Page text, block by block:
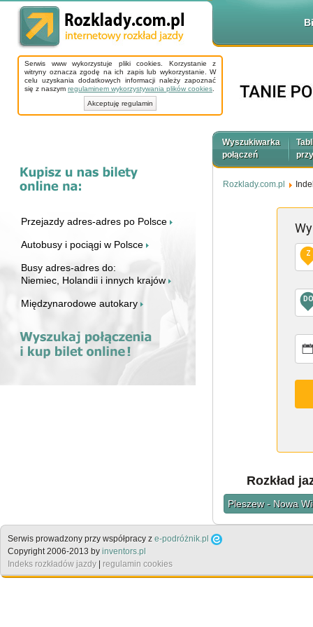
Serwis www wykorzystuje pliki cookies. Korzystanie z
witryny oznacza zgodę na ich zapis lub wykorzystanie. W
celu uzyskania dodatkowych informacji należy zapoznać
się z naszym regulaminem wykorzystywania plików cookies
Akceptuję regulamin
Przejazdy adres-adres po Polsce
Autobusy i pociągi w Polsce
Busy adres-adres do:
Niemiec, Holandii i innych krajów
Międzynarodowe autokary
Wyszukiwarka
połączeń
Rozklady.com.pl
Z
DO
Rozkład
Pleszew - Nowa
Serwis prowadzony przy współpracy z e-podróżnik.pl
Copyright 2006-2013 by inventors.pl
Indeks rozkładów jazdy | regulamin cookies